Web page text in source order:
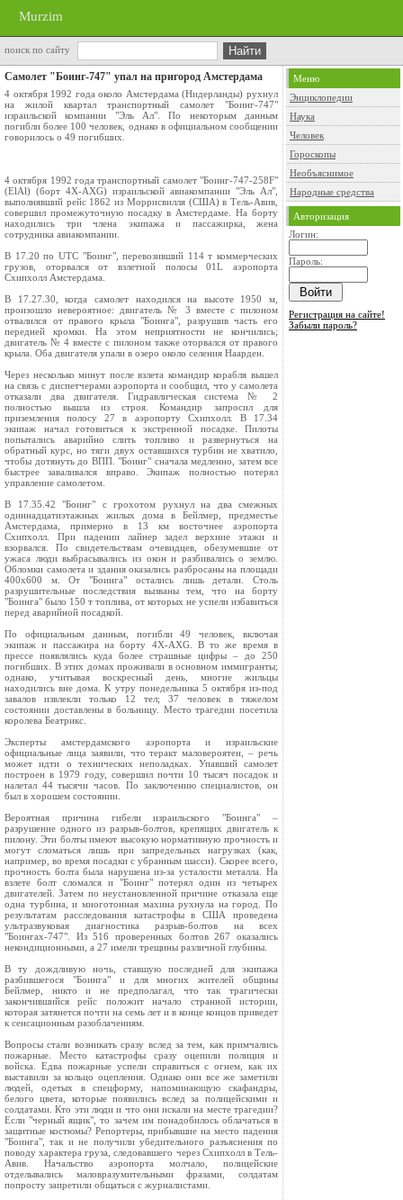
Murzim
поиск по сайту
Самолет "Боинг-747" упал на пригород Амстердама
4 октября 1992 года около Амстердама (Нидерланды) рухнул
на жилой квартал транспортный самолет "Боинг-747"
израильской компании "Эль Ал". По некоторым данным
погибли более 100 человек, однако в официальном сообщении
говорилось о 49 погибших.
4 октября 1992 года транспортный самолет "Боинг-747-258F"
(ElAl) (борт 4X-AXG) израильской авиакомпании "Эль Ал",
выполнявший рейс 1862 из Моррисвилля (США) в Тель-Авив,
совершил промежуточную посадку в Амстердаме. На борту
находились три члена экипажа и пассажирка, жена
сотрудника авиакомпании.
В 17.20 по UTC "Боинг", перевозивший 114 т коммерческих
грузов, оторвался от взлетной полосы 01L аэропорта
Схипхолл Амстердама.
В 17.27.30, когда самолет находился на высоте 1950 м,
произошло невероятное: двигатель № 3 вместе с пилоном
отвалился от правого крыла "Боинга", разрушив часть его
передней кромки. На этом неприятности не кончились;
двигатель № 4 вместе с пилоном также оторвался от правого
крыла. Оба двигателя упали в озеро около селения Наарден.
Через несколько минут после взлета командир корабля вышел
на связь с диспетчерами аэропорта и сообщил, что у самолета
отказали два двигателя. Гидравлическая система № 2
полностью вышла из строя. Командир запросил для
приземления полосу 27 в аэропорту Схипхолл. В 17.34
экипаж начал готовиться к экстренной посадке. Пилоты
попытались аварийно слить топливо и развернуться на
обратный курс, но тяги двух оставшихся турбин не хватило,
чтобы дотянуть до ВПП. "Боинг" сначала медленно, затем все
быстрее заваливался вправо. Экипаж полностью потерял
управление самолетом.
В 17.35.42 "Боинг" с грохотом рухнул на два смежных
одиннадцатиэтажных жилых дома в Бейлмер, предместье
Амстердама, примерно в 13 км восточнее аэропорта
Схипхолл. При падении лайнер задел верхние этажи и
взорвался. По свидетельствам очевидцев, обезумевшие от
ужаса люди выбрасывались из окон и разбивались о землю.
Обломки самолета и здания оказались разбросаны на площади
400x600 м. От "Боинга" остались лишь детали. Столь
разрушительные последствия вызваны тем, что на борту
"Боинга" было 150 т топлива, от которых не успели избавиться
перед аварийной посадкой.
По официальным данным, погибли 49 человек, включая
экипаж и пассажира на борту 4X-AXG. В то же время в
прессе появлялись куда более страшные цифры – до 250
погибших. В этих домах проживали в основном иммигранты;
однако, учитывая воскресный день, многие жильцы
находились вне дома. К утру понедельника 5 октября из-под
завалов извлекли только 12 тел; 37 человек в тяжелом
состоянии доставлены в больницу. Место трагедии посетила
королева Беатрикс.
Эксперты амстердамского аэропорта и израильские
официальные лица заявили, что теракт маловероятен, – речь
может идти о технических неполадках. Упавший самолет
построен в 1979 году, совершил почти 10 тысяч посадок и
налетал 44 тысячи часов. По заключению специалистов, он
был в хорошем состоянии.
Вероятная причина гибели израильского "Боинга" –
разрушение одного из разрыв-болтов, крепящих двигатель к
пилону. Эти болты имеют высокую нормативную прочность и
могут сломаться лишь при запредельных нагрузках (как,
например, во время посадки с убранным шасси). Скорее всего,
прочность болта была нарушена из-за усталости металла. На
взлете болт сломался и "Боинг" потерял один из четырех
двигателей. Затем по неустановленной причине отказала еще
одна турбина, и многотонная махина рухнула на город. По
результатам расследования катастрофы в США проведена
ультразвуковая диагностика разрыв-болтов на всех
"Боингах-747". Из 516 проверенных болтов 267 оказались
некондиционными, а 27 имели трещины различной глубины.
В ту дождливую ночь, ставшую последней для экипажа
разбившегося "Боинга" и для многих жителей общины
Бейлмер, никто и не предполагал, что так трагически
закончившийся рейс положит начало странной истории,
которая затянется почти на семь лет и в конце концов приведет
к сенсационным разоблачениям.
Вопросы стали возникать сразу вслед за тем, как примчались
пожарные. Место катастрофы сразу оцепили полиция и
войска. Едва пожарные успели справиться с огнем, как их
выставили за кольцо оцепления. Однако они все же заметили
людей, одетых в спецформу, напоминающую скафандры,
белого цвета, которые появились вслед за полицейскими и
солдатами. Кто эти люди и что они искали на месте трагедии?
Если "черный ящик", то зачем им понадобилось облачаться в
защитные костюмы? Репортеры, прибывшие на место падения
"Боинга", так и не получили убедительного разъяснения по
поводу характера груза, следовавшего через Схипхолл в Тель-
Авив. Начальство аэропорта молчало, полицейские
отделывались маловразумительными фразами, солдатам
попросту запретили общаться с журналистами.
Меню
Энциклопедии
Наука
Человек
Гороскопы
Необъяснимое
Народные средства
Авторизация
Логин:
Пароль:
Регистрация на сайте!
Забыли пароль?